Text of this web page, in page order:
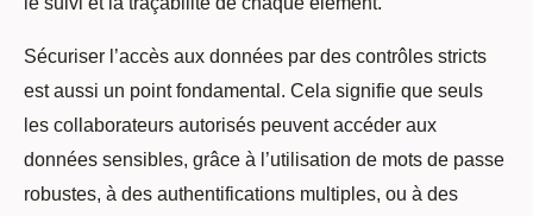
Sécuriser l’accès aux données par des contrôles stricts
est aussi un point fondamental. Cela signifie que seuls
les collaborateurs autorisés peuvent accéder aux
données sensibles, grâce à l’utilisation de mots de passe
robustes, à des authentifications multiples, ou à des